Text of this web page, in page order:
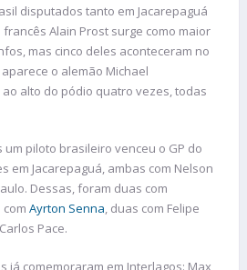
disputados tanto em Jacarepaguá
Alain Prost surge como maior
mas cinco deles aconteceram no
aparece o alemão Michael
alto do pódio quatro vezes, todas
piloto brasileiro venceu o GP do
em Jacarepaguá, ambas com Nelson
Dessas, foram duas com
Ayrton Senna, duas com Felipe
Pace.
já comemoraram em Interlagos: Max